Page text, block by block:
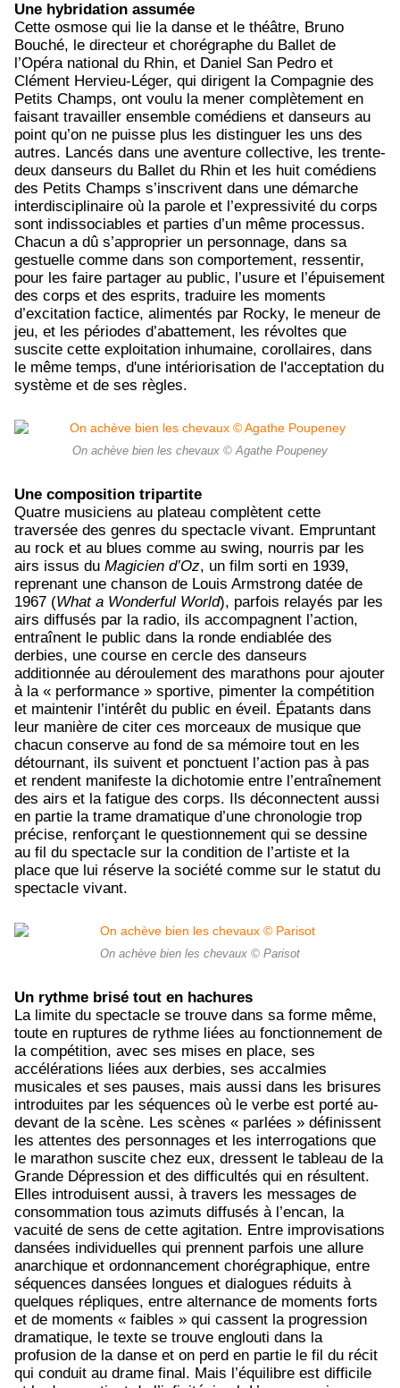
Une hybridation assumée
Cette osmose qui lie la danse et le théâtre, Bruno
Bouché, le directeur et chorégraphe du Ballet de
l’Opéra national du Rhin, et Daniel San Pedro et
Clément Hervieu-Léger, qui dirigent la Compagnie des
Petits Champs, ont voulu la mener complètement en
faisant travailler ensemble comédiens et danseurs au
point qu’on ne puisse plus les distinguer les uns des
autres. Lancés dans une aventure collective, les trente-
deux danseurs du Ballet du Rhin et les huit comédiens
des Petits Champs s’inscrivent dans une démarche
interdisciplinaire où la parole et l’expressivité du corps
sont indissociables et parties d’un même processus.
Chacun a dû s’approprier un personnage, dans sa
gestuelle comme dans son comportement, ressentir,
pour les faire partager au public, l’usure et l’épuisement
des corps et des esprits, traduire les moments
d’excitation factice, alimentés par Rocky, le meneur de
jeu, et les périodes d’abattement, les révoltes que
suscite cette exploitation inhumaine, corollaires, dans
le même temps, d'une intériorisation de l'acceptation du
système et de ses règles.
On achève bien les chevaux © Agathe Poupeney
Une composition tripartite
Quatre musiciens au plateau complètent cette
traversée des genres du spectacle vivant. Empruntant
au rock et au blues comme au swing, nourris par les
airs issus du Magicien d’Oz, un film sorti en 1939,
reprenant une chanson de Louis Armstrong datée de
1967 (What a Wonderful World), parfois relayés par les
airs diffusés par la radio, ils accompagnent l’action,
entraînent le public dans la ronde endiablée des
derbies, une course en cercle des danseurs
additionnée au déroulement des marathons pour ajouter
à la « performance » sportive, pimenter la compétition
et maintenir l’intérêt du public en éveil. Épatants dans
leur manière de citer ces morceaux de musique que
chacun conserve au fond de sa mémoire tout en les
détournant, ils suivent et ponctuent l’action pas à pas
et rendent manifeste la dichotomie entre l’entraînement
des airs et la fatigue des corps. Ils déconnectent aussi
en partie la trame dramatique d’une chronologie trop
précise, renforçant le questionnement qui se dessine
au fil du spectacle sur la condition de l’artiste et la
place que lui réserve la société comme sur le statut du
spectacle vivant.
On achève bien les chevaux © Parisot
Un rythme brisé tout en hachures
La limite du spectacle se trouve dans sa forme même,
toute en ruptures de rythme liées au fonctionnement de
la compétition, avec ses mises en place, ses
accélérations liées aux derbies, ses accalmies
musicales et ses pauses, mais aussi dans les brisures
introduites par les séquences où le verbe est porté au-
devant de la scène. Les scènes « parlées » définissent
les attentes des personnages et les interrogations que
le marathon suscite chez eux, dressent le tableau de la
Grande Dépression et des difficultés qui en résultent.
Elles introduisent aussi, à travers les messages de
consommation tous azimuts diffusés à l’encan, la
vacuité de sens de cette agitation. Entre improvisations
dansées individuelles qui prennent parfois une allure
anarchique et ordonnancement chorégraphique, entre
séquences dansées longues et dialogues réduits à
quelques répliques, entre alternance de moments forts
et de moments « faibles » qui cassent la progression
dramatique, le texte se trouve englouti dans la
profusion de la danse et on perd en partie le fil du récit
qui conduit au drame final. Mais l’équilibre est difficile